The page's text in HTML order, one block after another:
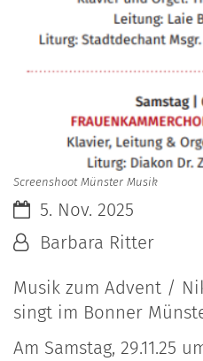
Screenshoot Münster Musik
Datum:5. Nov. 2025
Von:Barbara Ritter
Musik zum Advent /
singt im Bonner
Am Samstag, 29.11.25